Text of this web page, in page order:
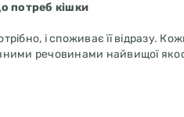
потреб кішки
і споживає її відразу.
речовинами найвищої
відповідають стандартам